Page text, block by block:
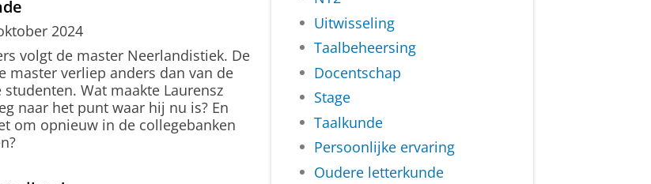
2024
volgt de master Neerlandistiek. De
master verliep anders dan van de
studenten. Wat maakte Laurensz
naar het punt waar hij nu is? En
om opnieuw in de collegebanken
Uitwisseling
Taalbeheersing
Docentschap
Stage
Taalkunde
Persoonlijke ervaring
Oudere letterkunde